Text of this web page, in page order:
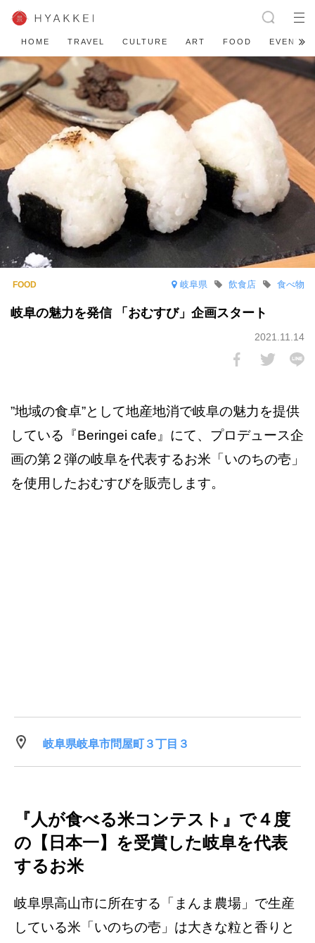
HOME TRAVEL CULTURE ART FOOD EVENT
岐阜県 食べ物
飲食店
岐阜の魅力を発信 「おむすび」企画スタート
2021.11.14
”地域の食卓”として地産地消で岐阜の魅力を提供
している『Beringei cafe』にて、プロデュース企
画の第２弾の岐阜を代表するお米「いのちの壱」
を使用したおむすびを販売します。
岐阜県岐阜市問屋町３丁目３
『人が食べる米コンテスト』で４度
の【日本一】を受賞した岐阜を代表
するお米
岐阜県高山市に所在する「まんま農場」で生産
している米「いのちの壱」は大きな粒と香りと